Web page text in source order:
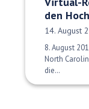
den
14. August
8. August
North
die…